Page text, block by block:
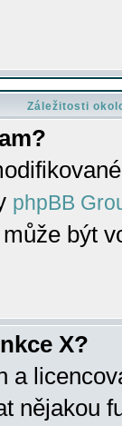
Záležitosti
phpBB
být
X?
a
nějakou